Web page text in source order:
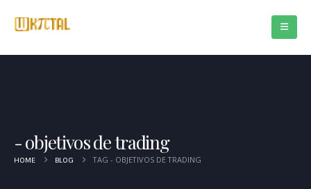
objetivos de trading
HOME BLOG TAG - OBJETIVOS DE TRADING